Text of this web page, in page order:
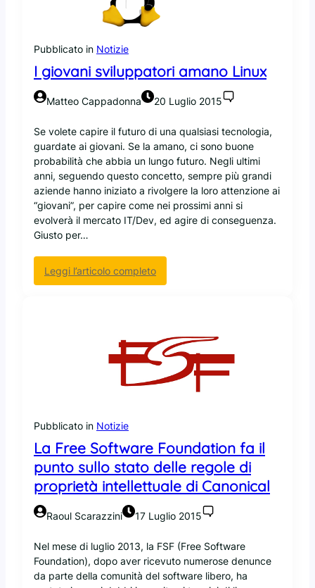
n
n
b
e
e
f
C
m
r
o
n
v
u
o
l
o
e
n
o
o
t
o
c
l
d
i
Pubblicato in Notizie
I giovani sviluppatori amano Linux
Matteo Cappadonna 20 Luglio 2015
Se volete capire il futuro di una qualsiasi tecnologia,
guardate ai giovani. Se la amano, ci sono buone
probabilità che abbia un lungo futuro. Negli ultimi
anni, seguendo questo concetto, sempre più grandi
aziende hanno iniziato a rivolgere la loro attenzione ai
“giovani”, per capire come nei prossimi anni si
evolverà il mercato IT/Dev, ed agire di conseguenza.
Giusto per…
Leggi l’articolo completo:
I
v
a
i
u
p
p
t
r
i
a
Pubblicato in Notizie
La Free Software Foundation fa il
punto sullo stato delle regole di
proprietà intellettuale di Canonical
Raoul Scarazzini 17 Luglio 2015
Nel mese di luglio 2013, la FSF (Free Software
Foundation), dopo aver ricevuto numerose denunce
da parte della comunità del software libero, ha